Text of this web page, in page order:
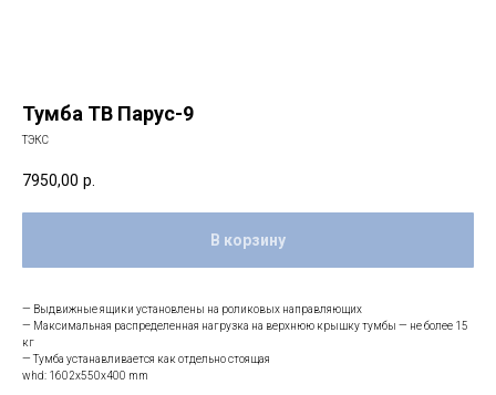
Тумба ТВ Парус-9
ТЭКС
7950,00 р.
В корзину
— Выдвижные ящики установлены на роликовых направляющих
— Максимальная распределенная нагрузка на верхнюю крышку тумбы — не более 15
кг
— Тумба устанавливается как отдельно стоящая
whd: 1602x550x400 mm